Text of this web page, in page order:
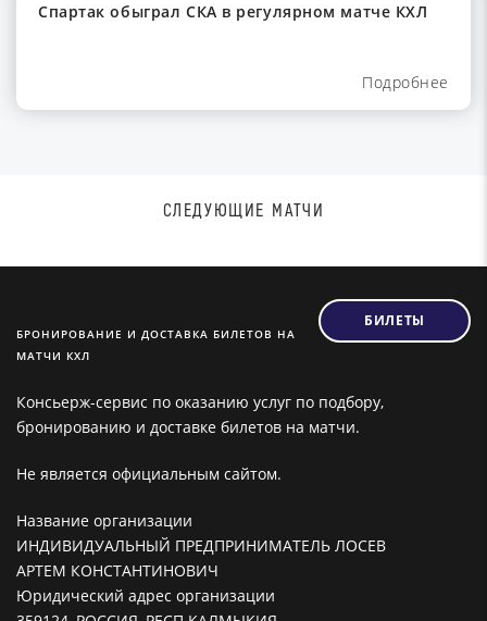
Спартак обыграл СКА в регулярном матче КХЛ
Подробнее
СЛЕДУЮЩИЕ МАТЧИ
БРОНИРОВАНИЕ И ДОСТАВКА БИЛЕТОВ НА
МАТЧИ КХЛ
БИЛЕТЫ
Консьерж-сервис по оказанию услуг по подбору,
бронированию и доставке билетов на матчи.
Не является официальным сайтом.
Название организации
ИНДИВИДУАЛЬНЫЙ ПРЕДПРИНИМАТЕЛЬ ЛОСЕВ
АРТЕМ КОНСТАНТИНОВИЧ
Юридический адрес организации